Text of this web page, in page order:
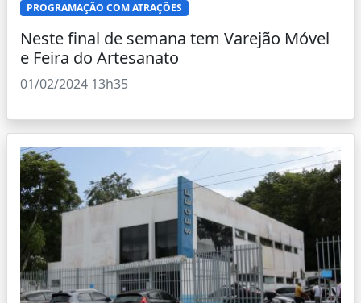
PROGRAMAÇÃO COM ATRAÇÕES
Neste final de semana tem Varejão Móvel
e Feira do Artesanato
01/02/2024 13h35